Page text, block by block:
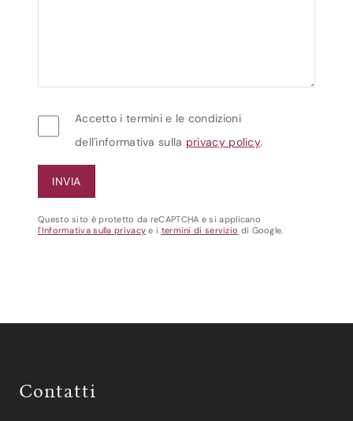
Accetto i termini e le condizioni
dell'informativa sulla privacy policy.
Questo sito è protetto da reCAPTCHA e si applicano
l'Informativa sulla privacy e i termini di servizio di Google.
Contatti